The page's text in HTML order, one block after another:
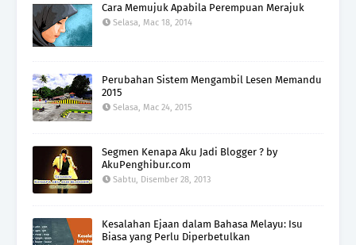
Cara Memujuk Apabila Perempuan Merajuk
Selasa, Mac 18, 2014
Perubahan Sistem Mengambil Lesen Memandu
2015
Selasa, Mac 24, 2015
Segmen Kenapa Aku Jadi Blogger ? by
AkuPenghibur.com
Sabtu, Disember 28, 2013
Kesalahan Ejaan dalam Bahasa Melayu: Isu
Biasa yang Perlu Diperbetulkan